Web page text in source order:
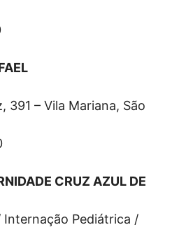
391 – Vila Mariana, São
CRUZ AZUL DE
Pediátrica /